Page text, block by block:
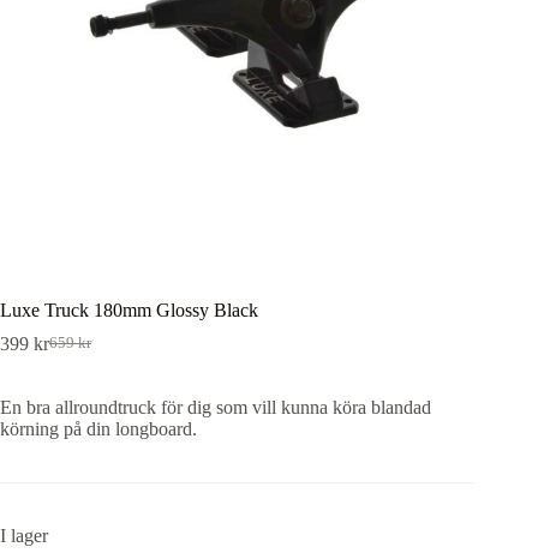
Luxe Truck 180mm Glossy Black
659kr
Det
var:
659 kr.
399 krDet
är:
399 kr.
En bra allroundtruck för dig som vill kunna köra blandad
körning på din longboard.
I lager